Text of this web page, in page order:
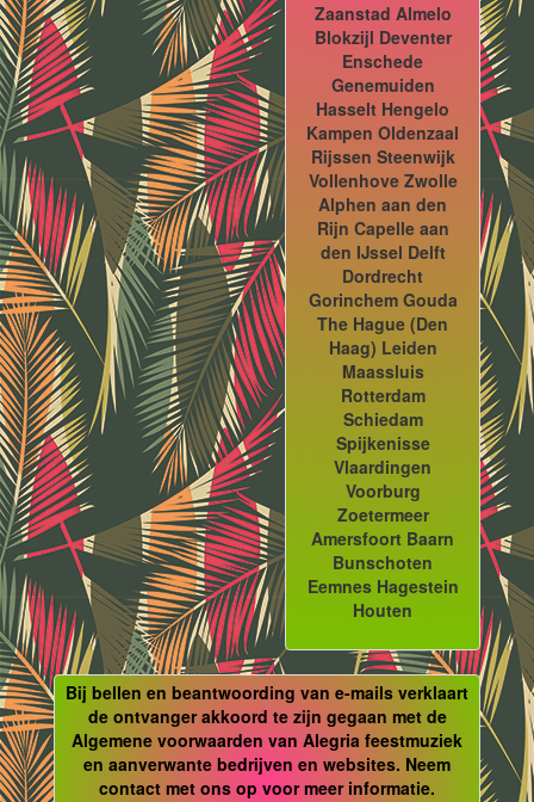
Zaanstad Almelo
Blokzijl Deventer
Enschede
Genemuiden
Hasselt Hengelo
Kampen Oldenzaal
Rijssen Steenwijk
Vollenhove Zwolle
Alphen aan den
Rijn Capelle aan
den IJssel Delft
Dordrecht
Gorinchem Gouda
The Hague (Den
Haag) Leiden
Maassluis
Rotterdam
Schiedam
Spijkenisse
Vlaardingen
Voorburg
Zoetermeer
Amersfoort Baarn
Bunschoten
Eemnes Hagestein
Houten
Bij bellen en beantwoording van e-mails verklaart
de ontvanger akkoord te zijn gegaan met de
Algemene voorwaarden van Alegria feestmuziek
en aanverwante bedrijven en websites. Neem
contact met ons op voor meer informatie.